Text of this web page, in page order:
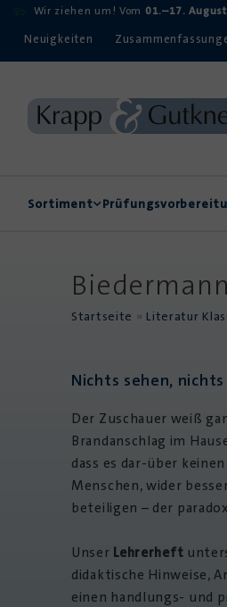
Wir ziehen um! Vom 01.–17.
Neuigkeiten
Sortiment
Startseite » Literatur
Nichts sehen,
Der Zuschauer weiß
Brandanschlag im
dass es dar-über
Menschen, wider
beteiligen – der
Unser Lehrerheft
didaktische Hinweise,
einen handlungs- und